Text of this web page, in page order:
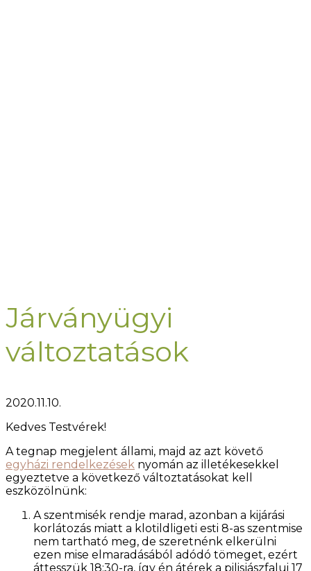
Járványügyi
változtatások
2020.11.10.
Kedves Testvérek!
A tegnap megjelent állami, majd az azt követő
egyházi rendelkezések nyomán az illetékesekkel
egyeztetve a következő változtatásokat kell
eszközölnünk:
A szentmisék rendje marad, azonban a kijárási
korlátozás miatt a klotildligeti esti 8-as szentmise
nem tartható meg, de szeretnénk elkerülni
ezen mise elmaradásából adódó tömeget, ezért
áttesszük 18:30-ra, így én átérek a pilisjászfalui 17